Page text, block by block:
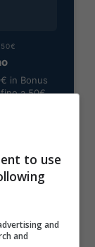
in Bonus
a 50€
to use
and
and